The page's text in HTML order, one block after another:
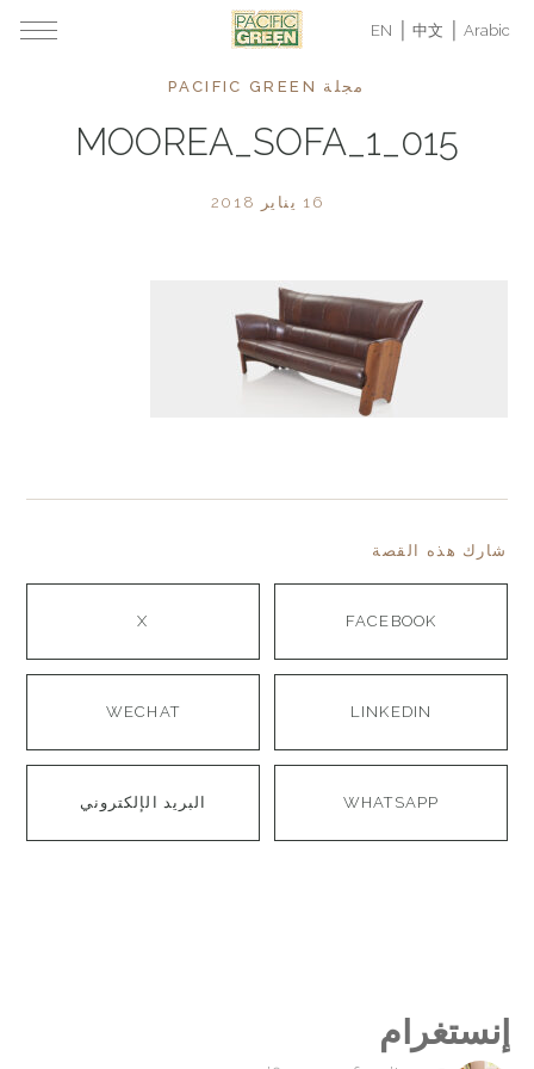
EN 中文 Arabic
مجلة PACIFIC GREEN
015_MOOREA_SOFA_1
16 يناير 2018
شارك هذه القصة
FACEBOOK
X
LINKEDIN
WECHAT
WHATSAPP البريد الإلكتروني
إنستغرام